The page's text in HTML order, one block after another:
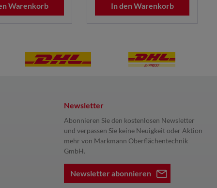
Warenkorb In den Warenkorb
Newsletter
Abonnieren Sie den kostenlosen Newsletter
und verpassen Sie keine Neuigkeit oder Aktion
mehr von Markmann Oberflächentechnik
GmbH.
Newsletter abonnieren